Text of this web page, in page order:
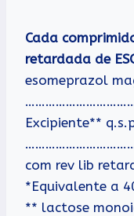
Cada
retardada de
esomeprazol
Excipiente**
com rev lib
*Equivalente a
** lactose